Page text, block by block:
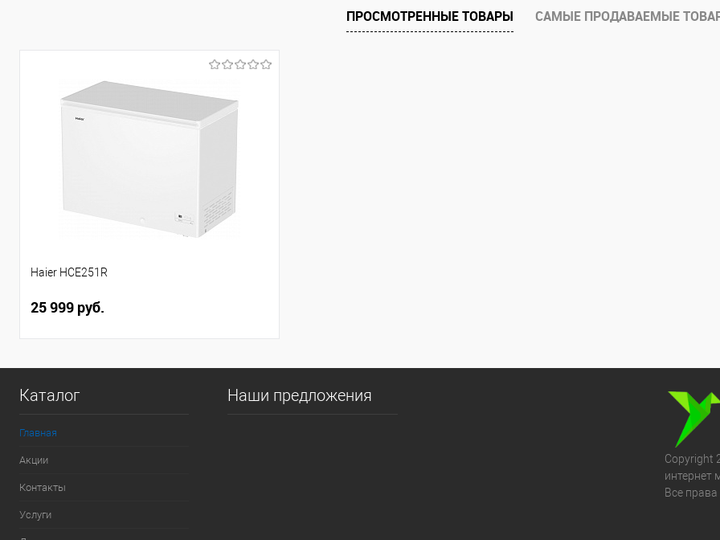
В наличии
К сравнению
В избранное
К сравнению
ПРОСМОТРЕННЫЕ ТОВАРЫ САМЫЕ ПРОДАВАЕМЫЕ
Haier HCE251R
25 999 руб.
Каталог
Главная
Акции
Контакты
Услуги
Наши предложения
Copyright
интернет
Все